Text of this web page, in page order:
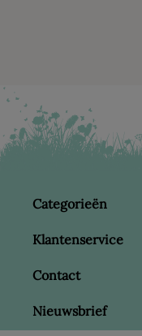
Categorieën
Klantenservice
Contact
Nieuwsbrief